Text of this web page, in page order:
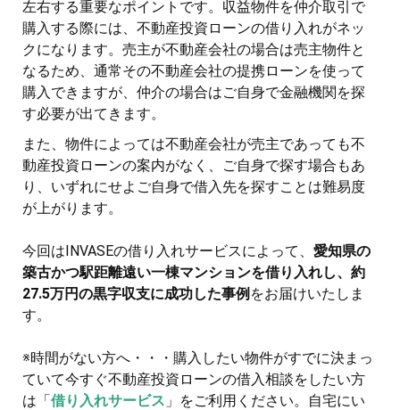
左右する重要なポイントです。収益物件を仲介取引で
購入する際には、不動産投資ローンの借り入れがネッ
クになります。売主が不動産会社の場合は売主物件と
なるため、通常その不動産会社の提携ローンを使って
購入できますが、仲介の場合はご自身で金融機関を探
す必要が出てきます。
また、物件によっては不動産会社が売主であっても不
動産投資ローンの案内がなく、ご自身で探す場合もあ
り、いずれにせよご自身で借入先を探すことは難易度
が上がります。
今回はINVASEの借り入れサービスによって、 愛知県の
築古かつ駅距離遠い一棟マンションを借り入れし、約
27.5万円の黒字収支に成功した事例 をお届けいたしま
す。
※時間がない方へ・・・購入したい物件がすでに決まっ
ていて今すぐ不動産投資ローンの借入相談をしたい方
は「借り入れサービス 」をご利用ください。自宅にい